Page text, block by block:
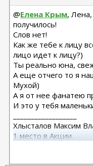
@Елена Крым,
получилось!
Слов нет!
Как же тебе к лицу
лицо идет к лицу?)
Ты реально юна,
А еще отчего то я
Мухой)
А я от нее фанатею
И это у тебя
Хлысталов Максим
1 место в Акции.